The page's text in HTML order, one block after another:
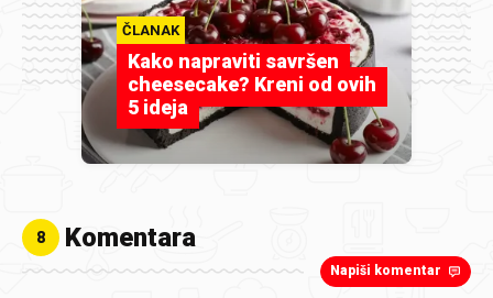
ČLANAK
Kako napraviti savršen
cheesecake? Kreni od ovih
5 ideja
8 Komentara
Napiši komentar